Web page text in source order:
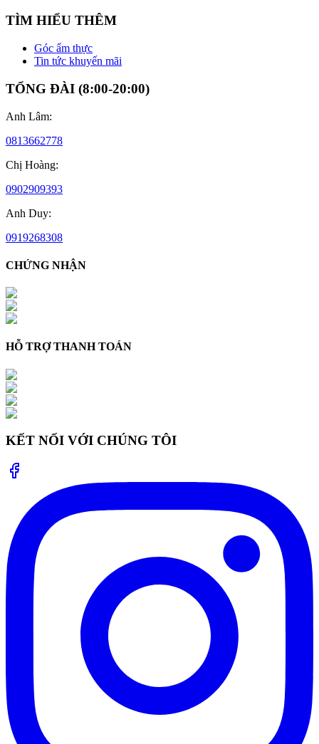
TÌM HIỂU THÊM
Góc ẩm thực
Tin tức khuyến mãi
TỔNG ĐÀI (8:00-20:00)
Anh Lâm:
0813662778
Chị Hoàng:
0902909393
Anh Duy:
0919268308
CHỨNG NHẬN
HỖ TRỢ THANH TOÁN
KẾT NỐI VỚI CHÚNG TÔI